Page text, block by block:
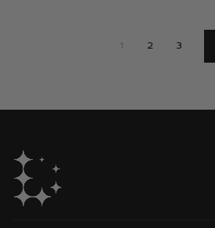
1 2 3